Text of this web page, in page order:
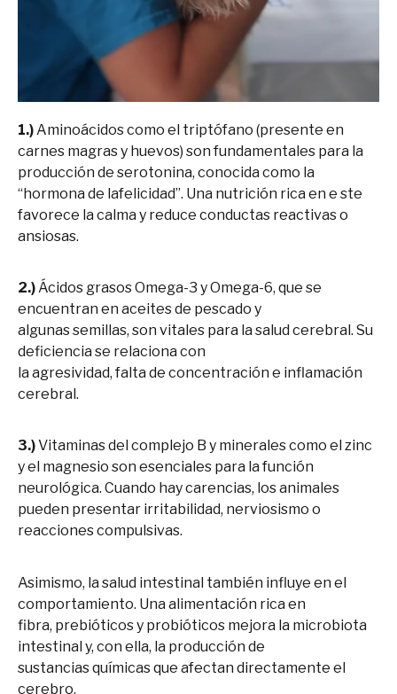
1.) Aminoácidos como el triptófano (presente en
carnes magras y huevos) son fundamentales para la
producción de serotonina, conocida como la
“hormona de lafelicidad”. Una nutrición rica en e ste
favorece la calma y reduce conductas reactivas o
ansiosas.
2.)Ácidos grasos Omega-3 y Omega-6, que se
encuentran en aceites de pescado y
algunas semillas, son vitales para la salud cerebral. Su
deficiencia se relaciona con
la agresividad, falta de concentración e inflamación
cerebral.
3.)Vitaminas del complejo B y minerales como el zinc
y el magnesio son esenciales para la función
neurológica. Cuando hay carencias, los animales
pueden presentar irritabilidad, nerviosismo o
reacciones compulsivas.
Asimismo, la salud intestinal también influye en el
comportamiento. Una alimentación rica en
fibra, prebióticos y probióticos mejora la microbiota
intestinal y, con ella, la producción de
sustancias químicas que afectan directamente el
cerebro.